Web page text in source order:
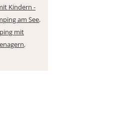
Kindern -
am See,
mit
,